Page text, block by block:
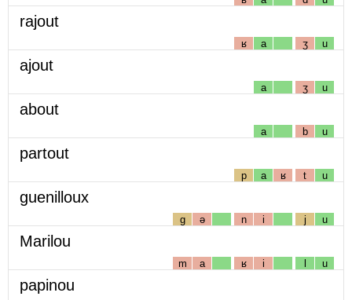
rajout
ʁ a ʒ u
ajout
a ʒ u
about
a b u
partout
p a ʁ t u
guenilloux
g ə n i j u
Marilou
m a ʁ i l u
papinou